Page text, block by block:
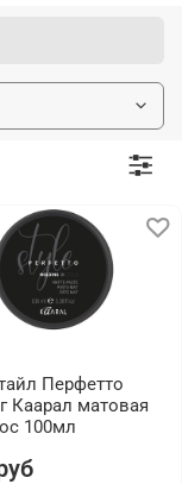
Перфетто
Каарал матовая
100мл